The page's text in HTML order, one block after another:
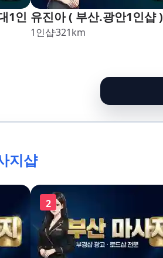
1인 유진아 ( 부산.광안1인샵 )
1인샵321km
지샵
2